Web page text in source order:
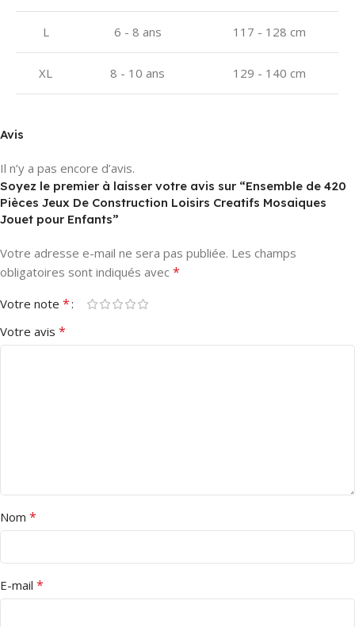
L 6 - 8 ans 117 - 128 cm
XL 8 - 10 ans 129 - 140 cm
Avis
Il n’y a pas encore d’avis.
Soyez le premier à laisser votre avis sur “Ensemble de 420
Pièces Jeux De Construction Loisirs Creatifs Mosaiques
Jouet pour Enfants”
Votre adresse e-mail ne sera pas publiée. Les champs
obligatoires sont indiqués avec *
Votre note *
Votre avis *
Nom *
E-mail *